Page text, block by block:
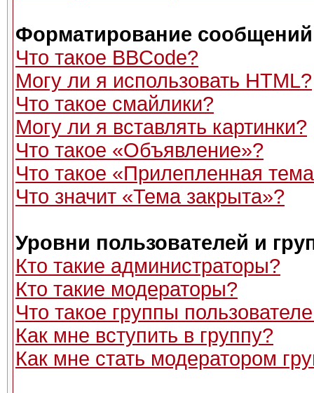
Форматирование
Что такое BBCode?
Могу ли я использовать HTML?
Что такое смайлики?
Могу ли я вставлять картинки?
Что такое «Объявление»?
Что такое «Прилепленная
Что значит «Тема закрыта»?
Уровни пользователей и
Кто такие администраторы?
Кто такие модераторы?
Что такое группы
Как мне вступить в группу?
Как мне стать модератором